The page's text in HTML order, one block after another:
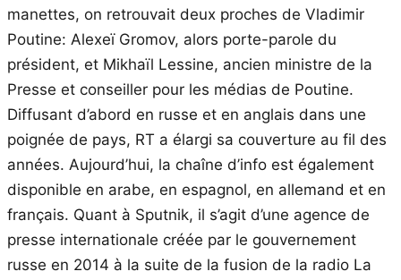
manettes, on retrouvait deux proches de Vladimir
Poutine: Alexeï Gromov, alors porte-parole du
président, et Mikhaïl Lessine, ancien ministre de la
Presse et conseiller pour les médias de Poutine.
Diffusant d’abord en russe et en anglais dans une
poignée de pays, RT a élargi sa couverture au fil des
années. Aujourd’hui, la chaîne d’info est également
disponible en arabe, en espagnol, en allemand et en
français. Quant à Sputnik, il s’agit d’une agence de
presse internationale créée par le gouvernement
russe en 2014 à la suite de la fusion de la radio La